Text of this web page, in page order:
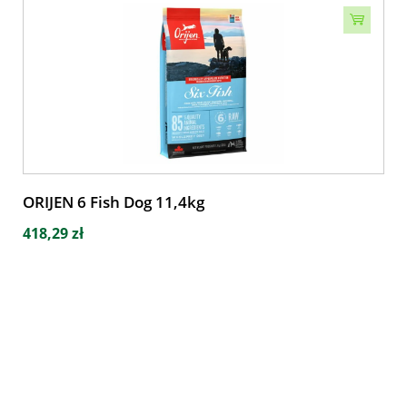
ORIJEN 6 Fish Dog 11,4kg
418,29 zł